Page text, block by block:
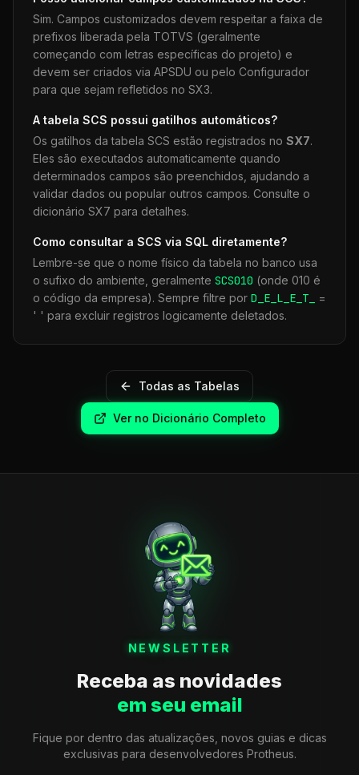
Sim. Campos customizados devem respeitar a faixa de
prefixos liberada pela TOTVS (geralmente
começando com letras específicas do projeto) e
devem ser criados via APSDU ou pelo Configurador
para que sejam refletidos no SX3.
A tabela SCS possui gatilhos automáticos?
Os gatilhos da tabela SCS estão registrados no SX7.
Eles são executados automaticamente quando
determinados campos são preenchidos, ajudando a
validar dados ou popular outros campos. Consulte o
dicionário SX7 para detalhes.
Como consultar a SCS via SQL diretamente?
Lembre-se que o nome físico da tabela no banco usa
o sufixo do ambiente, geralmente SCS010 (onde 010 é
o código da empresa). Sempre filtre por D_E_L_E_T_
=
' ' para excluir registros logicamente deletados.
Todas as Tabelas
Ver no Dicionário Completo
NEWSLETTER
Receba as novidades
em seu email
Fique por dentro das atualizações, novos guias e dicas
exclusivas para desenvolvedores Protheus.